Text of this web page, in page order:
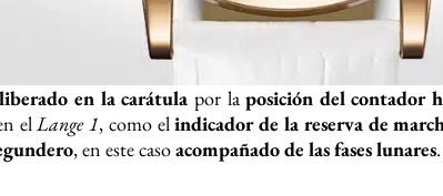
en la carátula por laposición del contador
elLange 1, como elindicador de la reserva de
, en este casoacompañado de las fases lunares.